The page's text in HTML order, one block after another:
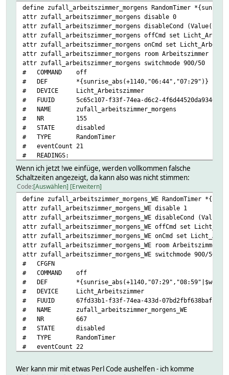
define zufall_arbeitszimmer_morgens RandomTimer
attr zufall_arbeitszimmer_morgens disable 0
attr zufall_arbeitszimmer_morgens disableCond
attr zufall_arbeitszimmer_morgens offCmd set
attr zufall_arbeitszimmer_morgens onCmd set
attr zufall_arbeitszimmer_morgens room Arbeitszimmer
attr zufall_arbeitszimmer_morgens switchmode 900/50
# COMMAND off
# DEF *{sunrise_abs(+1140,"06:44","07:29")}
# DEVICE Licht_Arbeitszimmer
# FUUID 5c65c107-f33f-74ea-d6c2-4f6d44520da93466
# NAME zufall_arbeitszimmer_morgens
# NR 155
# STATE disabled
# TYPE RandomTimer
# eventCount 21
# READINGS:
# 2025-04-13 08:49:11 LastCommand set
# 2025-04-15 10:27:02 StartTime 2025-04-15
# 2019-08-01 00:05:30 Startzeit 2019-08-01
# 2025-04-15 10:27:02 StopTime 2025-04-15
# 2019-08-01 00:05:30 Stoppzeit 2019-08-01
# 2025-04-15 10:27:02 TimeToSwitch 300
# 2025-04-15 10:28:03 active 0
# 2025-04-15 10:28:03 state disabled
# helper:
# NEXT_CHECK 15.04.2025 08:49:22
# REL
# REP *
# SIGMAWHENOFF 900
# SIGMAWHENON 50
# STARTTIME 15.04.2025 06:44:00
# STOPTIME 15.04.2025 08:47:00
# SWITCHMODE 900/50
# S_REL +
# TIMESPEC_START
# TIMESPEC_STOP +02:03:00
# TIMETOSWITCH 300
# VAR_START 0
Wenn ich jetzt !we einfüge, werden vollkommen falsche
Schaltzeiten angezeigt, da kann also was nicht stimmen:
Code Auswählen Erweitern
define zufall_arbeitszimmer_morgens_WE RandomTimer
attr zufall_arbeitszimmer_morgens_WE disable 1
attr zufall_arbeitszimmer_morgens_WE disableCond
attr zufall_arbeitszimmer_morgens_WE offCmd set
attr zufall_arbeitszimmer_morgens_WE onCmd set
attr zufall_arbeitszimmer_morgens_WE room Arbeitszimmer
attr zufall_arbeitszimmer_morgens_WE switchmode 900/50
# CFGFN
# COMMAND off
# DEF *{sunrise_abs(+1140,"07:29","08:59"|$we)}
# DEVICE Licht_Arbeitszimmer
# FUUID 67fd33b1-f33f-74ea-433d-07bd2fbf638baf50
# NAME zufall_arbeitszimmer_morgens_WE
# NR 667
# STATE disabled
# TYPE RandomTimer
# eventCount 22
# 2025-04-15 00:05:30 StartTime 2025-04-15
Wer kann mir mit etwas Perl Code aushelfen - ich komme